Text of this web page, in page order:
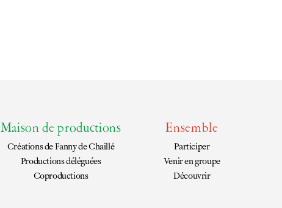
Maison de productions
Créations deFanny de Chaillé
Productions déléguées
Coproductions
Ensemble
Participer
Venir en groupe
Découvrir